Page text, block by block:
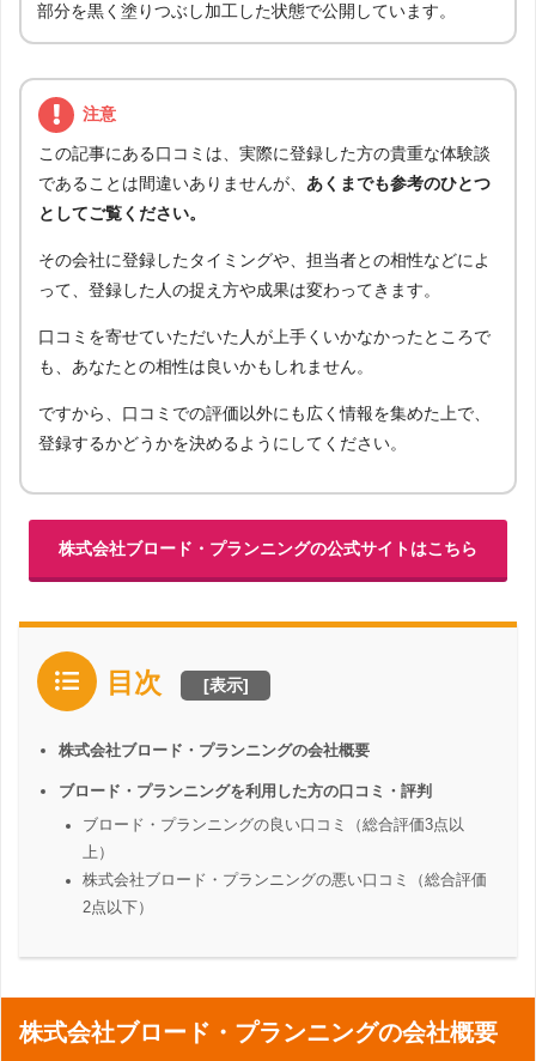
部分を黒く塗りつぶし加工した状態で公開しています。
注意
この記事にある口コミは、実際に登録した方の貴重な体験談
であることは間違いありませんが、 あくまでも参考のひとつ
としてご覧ください。
その会社に登録したタイミングや、担当者との相性などによ
って、登録した人の捉え方や成果は変わってきます。
口コミを寄せていただいた人が上手くいかなかったところで
も、あなたとの相性は良いかもしれません。
ですから、口コミでの評価以外にも広く情報を集めた上で、
登録するかどうかを決めるようにしてください。
株式会社ブロード・プランニングの公式サイトはこちら
目次 [表示]
株式会社ブロード・プランニングの会社概要
ブロード・プランニングを利用した方の口コミ・評判
ブロード・プランニングの良い口コミ（総合評価3点以
上）
株式会社ブロード・プランニングの悪い口コミ（総合評価
2点以下）
株式会社ブロード・プランニングの会社概要